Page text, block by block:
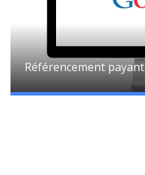
Référencement payant